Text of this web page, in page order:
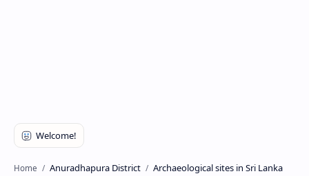
Home Anuradhapura District Archaeological sites in Sri Lanka